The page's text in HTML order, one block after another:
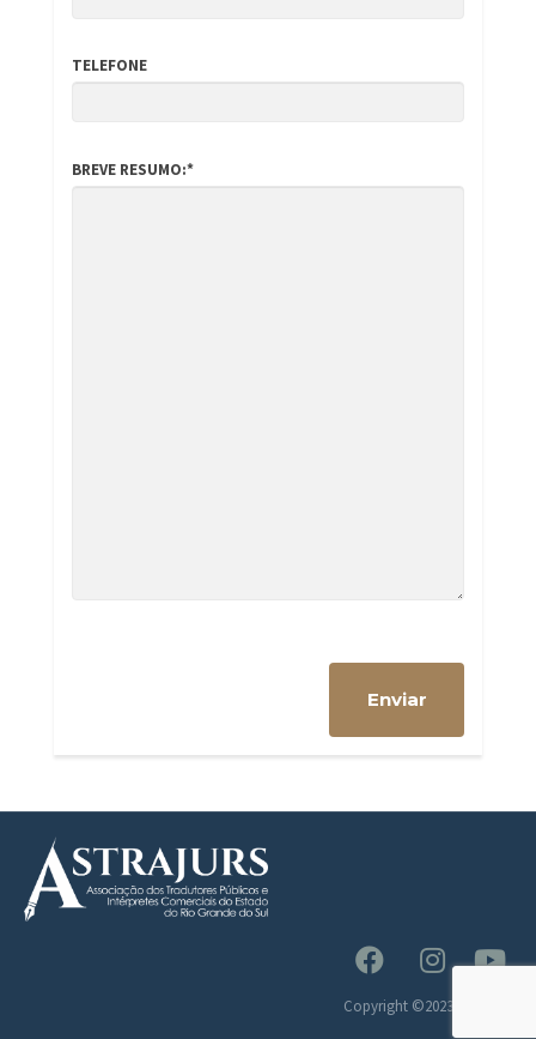
TELEFONE
BREVE RESUMO:*
Copyright ©2023 Astrajurs